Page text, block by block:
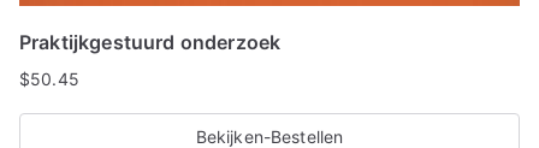
Praktijkgestuurd onderzoek
$50.45
Bekijken-Bestellen